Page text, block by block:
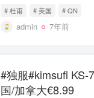
# 杜甫 # 美国 # QN
admin 7年前
#独服#kimsufi KS-
国/加拿大€8.99